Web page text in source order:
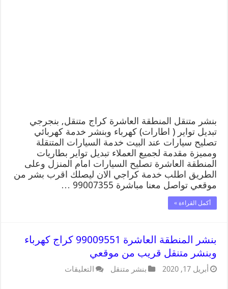
بنشر متنقل المنطقة العاشرة كراج متنقل, بنجرجي
تبديل تواير ( اطارات) كهرباء وبنشر خدمة كهربائي
تصليح سيارات عند البيت خدمة السيارات المتنقلة
ومميزة مقدمة لجميع العملاء تبديل تواير بطاريات
المنطقة العاشرة تصليح السيارات امام المنزل وعلى
الطريق اطلب خدمة كراجي الان ليصلك اقرب بشر من
موقعي تواصل معنا مباشرة 99007355 …
أكمل القراءة »
بنشر المنطقة العاشرة 99009551 كراج كهرباء
وبنشر متنقل قريب من موقعي
أبريل 17, 2020 بنشر متنقل التعليقات